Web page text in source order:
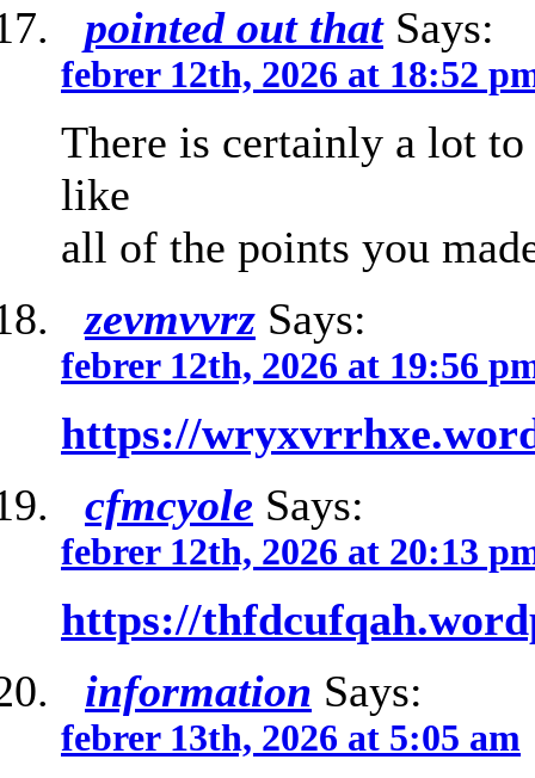
pointed out thatSays:
febrer 12th, 2026 at 18:52
There is certainly a lot
like
all of the points you
zevmvvrz Says:
febrer 12th, 2026 at 19:56
https://
cfmcyole Says:
febrer 12th, 2026 at 20:13
https://
information Says:
febrer 13th, 2026 at 5:05 am